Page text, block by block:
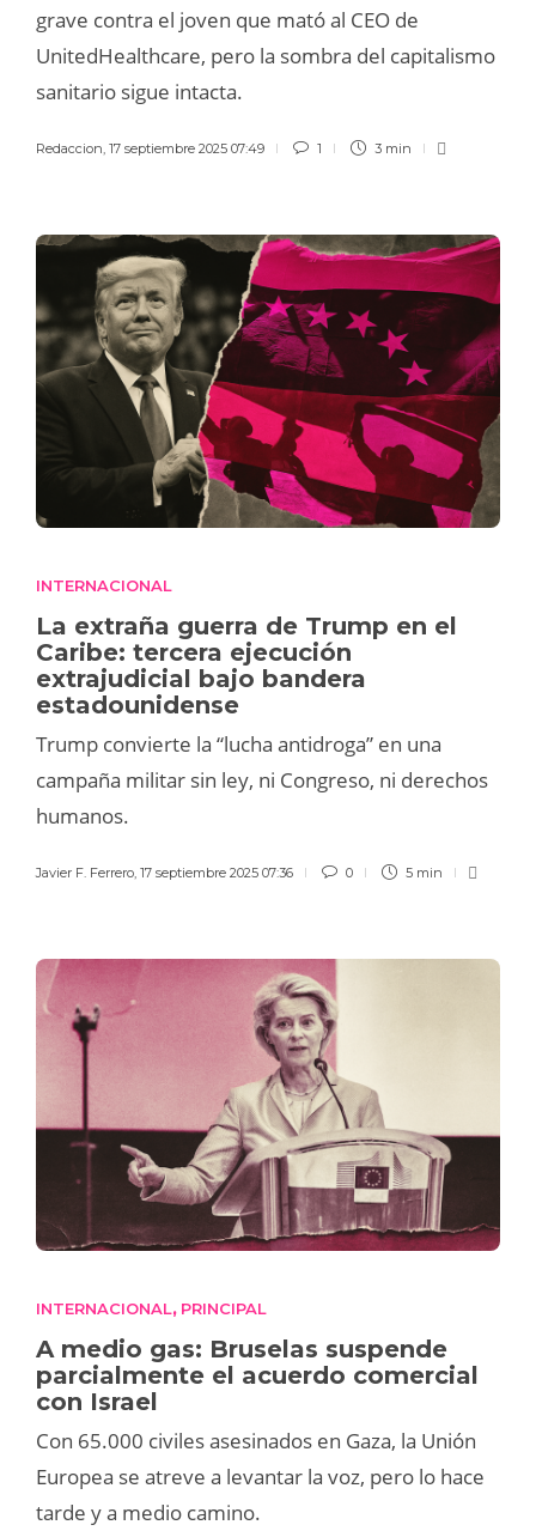
grave contra el joven que mató al CEO de
UnitedHealthcare, pero la sombra del capitalismo
sanitario sigue intacta.
Redaccion, 17 septiembre 2025 07:49 1 3 min
INTERNACIONAL
La extraña guerra de Trump en el
Caribe: tercera ejecución
extrajudicial bajo bandera
estadounidense
Trump convierte la “lucha antidroga” en una
campaña militar sin ley, ni Congreso, ni derechos
humanos.
Javier F. Ferrero 17 septiembre 2025 07:36 0 5 min
INTERNACIONAL, PRINCIPAL
A medio gas: Bruselas suspende
parcialmente el acuerdo comercial
con Israel
Con 65.000 civiles asesinados en Gaza, la Unión
Europea se atreve a levantar la voz, pero lo hace
tarde y a medio camino.